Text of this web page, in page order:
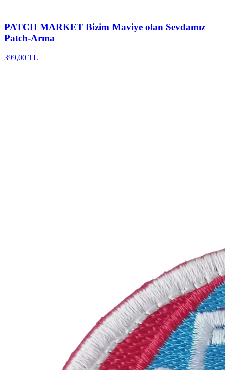
PATCH MARKET Bizim Maviye olan Sevdamız
Patch-Arma
399,00 TL